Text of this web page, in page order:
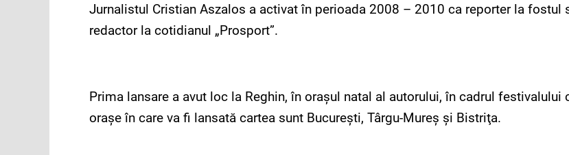
Jurnalistul Cristian Aszalos a activat în perioada 2008 – 2010 ca reporter la fostul
redactor la cotidianul „Prosport”.
Prima lansare a avut loc la Reghin, în oraşul natal al autorului, în cadrul festivalului
oraşe în care va fi lansată cartea sunt Bucureşti, Târgu-Mureş şi Bistriţa.